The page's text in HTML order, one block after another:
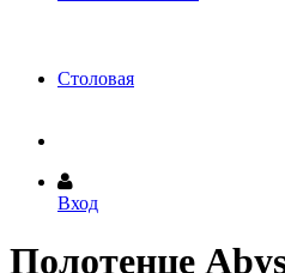
Столовая
Вход
Полотенце